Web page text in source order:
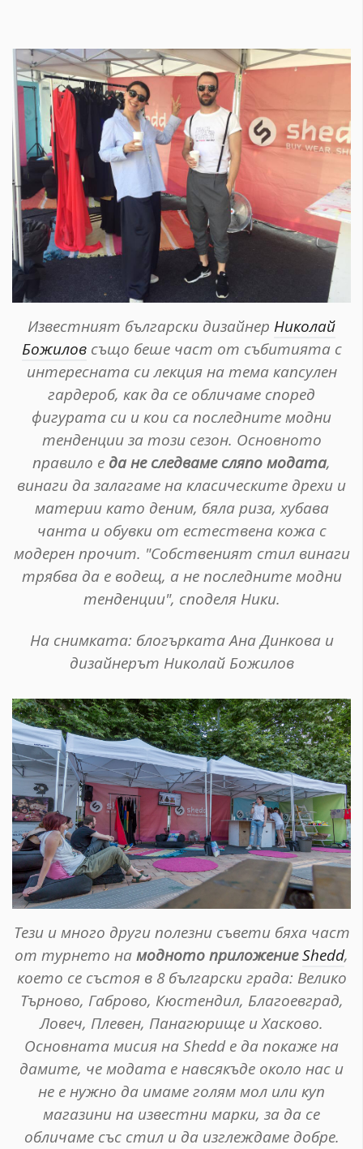
Известният български дизайнер Николай
Божиловсъщо беше част от събитията с
интересната си лекция на тема капсулен
гардероб, как да се обличаме според
фигурата си и кои са последните модни
тенденции за този сезон. Основното
правило е да не следваме сляпо модата,
винаги да залагаме на класическите дрехи и
материи като деним, бяла риза, хубава
чанта и обувки от естествена кожа с
модерен прочит. "Собственият стил винаги
трябва да е водещ, а не последните модни
тенденции", споделя Ники.
На снимката: блогърката Ана Динкова и
дизайнерът Николай Божилов
Тези и много други полезни съвети бяха част
от турнето намодното приложениеShedd,
което се състоя в 8 български града: Велико
Търново, Габрово, Кюстендил, Благоевград,
Ловеч, Плевен, Панагюрище и Хасково.
Основната мисия на Shedd е да покаже на
дамите, че модата е навсякъде около нас и
не е нужно да имаме голям мол или куп
магазини на известни марки, за да се
обличаме със стил и да изглеждаме добре.